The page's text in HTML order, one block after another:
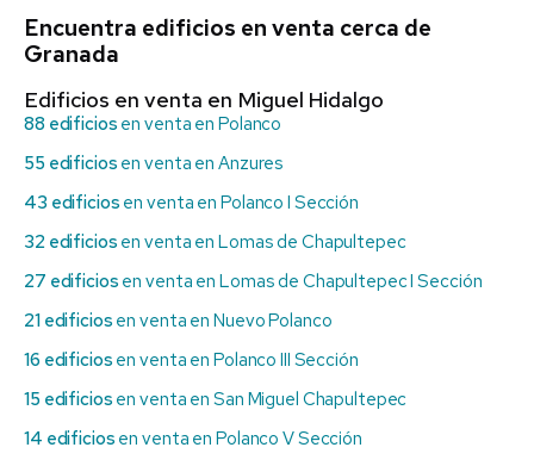
Encuentra edificios en venta cerca de
Granada
Edificios en venta en Miguel Hidalgo
88 edificios en venta en Polanco
55 edificios en venta en Anzures
43 edificios en venta en Polanco I Sección
32 edificios en venta en Lomas de Chapultepec
27 edificios en venta en Lomas de Chapultepec I Sección
21 edificios en venta en Nuevo Polanco
16 edificios en venta en Polanco III Sección
15 edificios en venta en San Miguel Chapultepec
14 edificios en venta en Polanco V Sección